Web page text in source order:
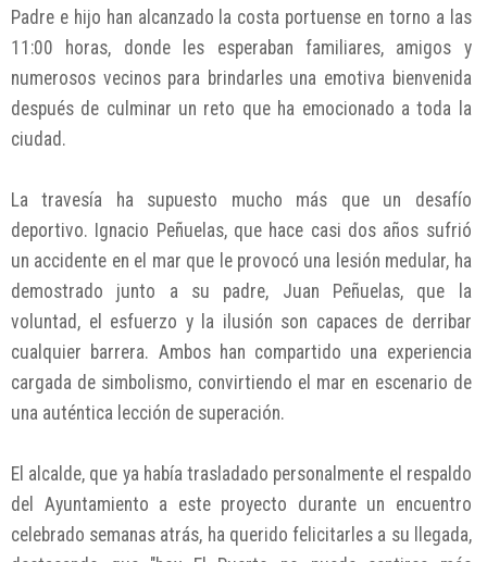
Padre e hijo han alcanzado la costa portuense en torno a las
11:00 horas, donde les esperaban familiares, amigos y
numerosos vecinos para brindarles una emotiva bienvenida
después de culminar un reto que ha emocionado a toda la
ciudad.
La travesía ha supuesto mucho más que un desafío
deportivo. Ignacio Peñuelas, que hace casi dos años sufrió
un accidente en el mar que le provocó una lesión medular, ha
demostrado junto a su padre, Juan Peñuelas, que la
voluntad, el esfuerzo y la ilusión son capaces de derribar
cualquier barrera. Ambos han compartido una experiencia
cargada de simbolismo, convirtiendo el mar en escenario de
una auténtica lección de superación.
El alcalde, que ya había trasladado personalmente el respaldo
del Ayuntamiento a este proyecto durante un encuentro
celebrado semanas atrás, ha querido felicitarles a su llegada,